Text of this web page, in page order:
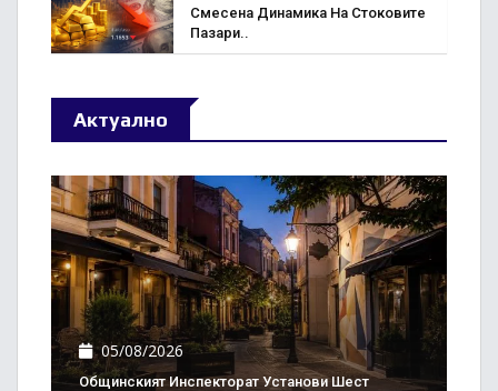
Смесена Динамика На Стоковите
Пазари..
Актуално
05/08/2026
Общинският Инспекторат Установи Шест